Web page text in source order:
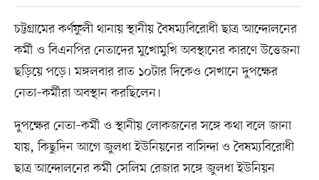
চট্টগ্রামের কর্ণফুলী থানায় স্থানীয় বৈষম্যবিরোধী ছাত্র আন্দোলনের
কর্মী ও বিএনপির নেতাদের মুখোমুখি অবস্থানের কারণে উত্তেজনা
ছড়িয়ে পড়ে। মঙ্গলবার রাত ১০টার দিকেও সেখানে দুপক্ষের
নেতা–কর্মীরা অবস্থান করছিলেন।
দুপক্ষের নেতা–কর্মী ও স্থানীয় লোকজনের সঙ্গে কথা বলে জানা
যায়, কিছুদিন আগে জুলধা ইউনিয়নের বাসিন্দা ও বৈষম্যবিরোধী
ছাত্র আন্দোলনের কর্মী সেলিম রেজার সঙ্গে জুলধা ইউনিয়ন